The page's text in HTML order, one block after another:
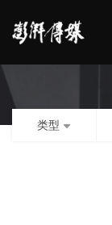
类型